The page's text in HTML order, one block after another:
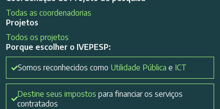
Todas as coordenadorias
Projetos
Todos os projetos
Porque escolher o IVEPESP:
Somos reconhecidos como Utilidade Pública e ICT
Destine seus impostos para financiar os serviços
contratados